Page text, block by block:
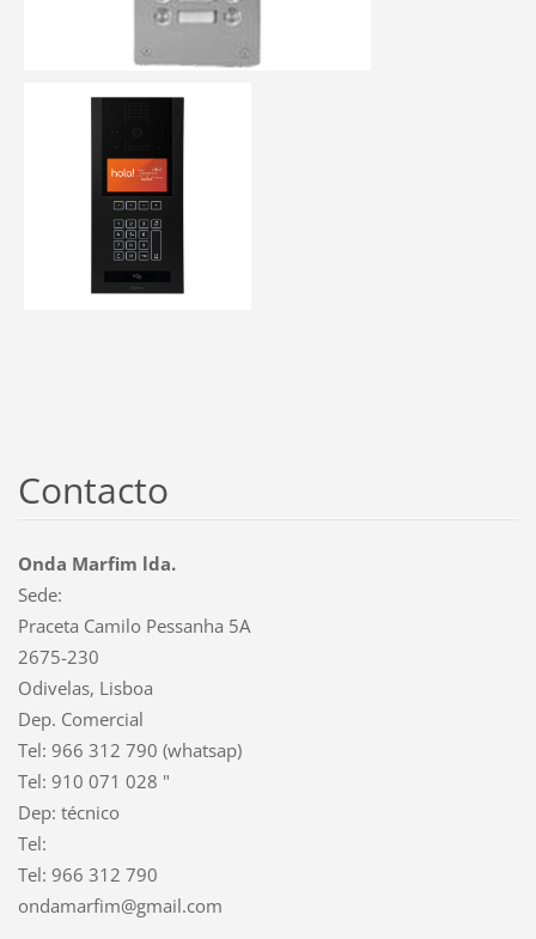
Contacto
Onda Marfim lda.
Sede:
Praceta Camilo Pessanha 5A
2675-230
Odivelas, Lisboa
Dep. Comercial
Tel: 966 312 790 (whatsap)
Tel: 910 071 028 "
Dep: técnico
Tel:
Tel: 966 312 790
ondamarfim@gmail.com